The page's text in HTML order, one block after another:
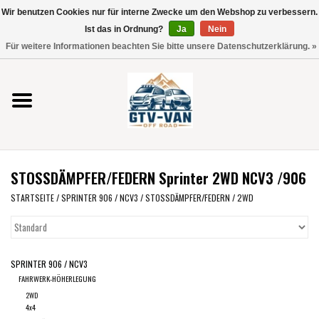
Verwende
die
nach
oben
und
unten,
verfügbare
Ergebnis
Vito / V-Klasse 447
Viano /Vito 639
VW T7 2025
VW T6
VW T5
VW CRAFTER / MAN TGE
STOSSDÄMPFER/FEDERN Sprinter 2WD NCV3 /906
STARTSEITE/SPRINTER 906 / NCV3 /STOSSDÄMPFER/FEDERN /2WD
SPRINTER 906 / NCV3
FAHRWERK-HÖHERLEGUNG
2WD
4x4
Wir benutzen Cookies nur für interne Zwecke um den Webshop zu verbessern.
Ist das in Ordnung?
Ja
Nein
Für weitere Informationen beachten Sie bitte unsere Datenschutzerklärung. »